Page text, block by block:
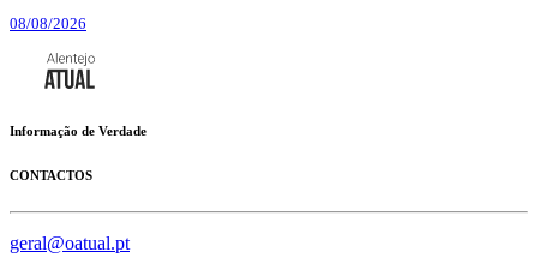
08/08/2026
Informação de Verdade
CONTACTOS
geral@oatual.pt